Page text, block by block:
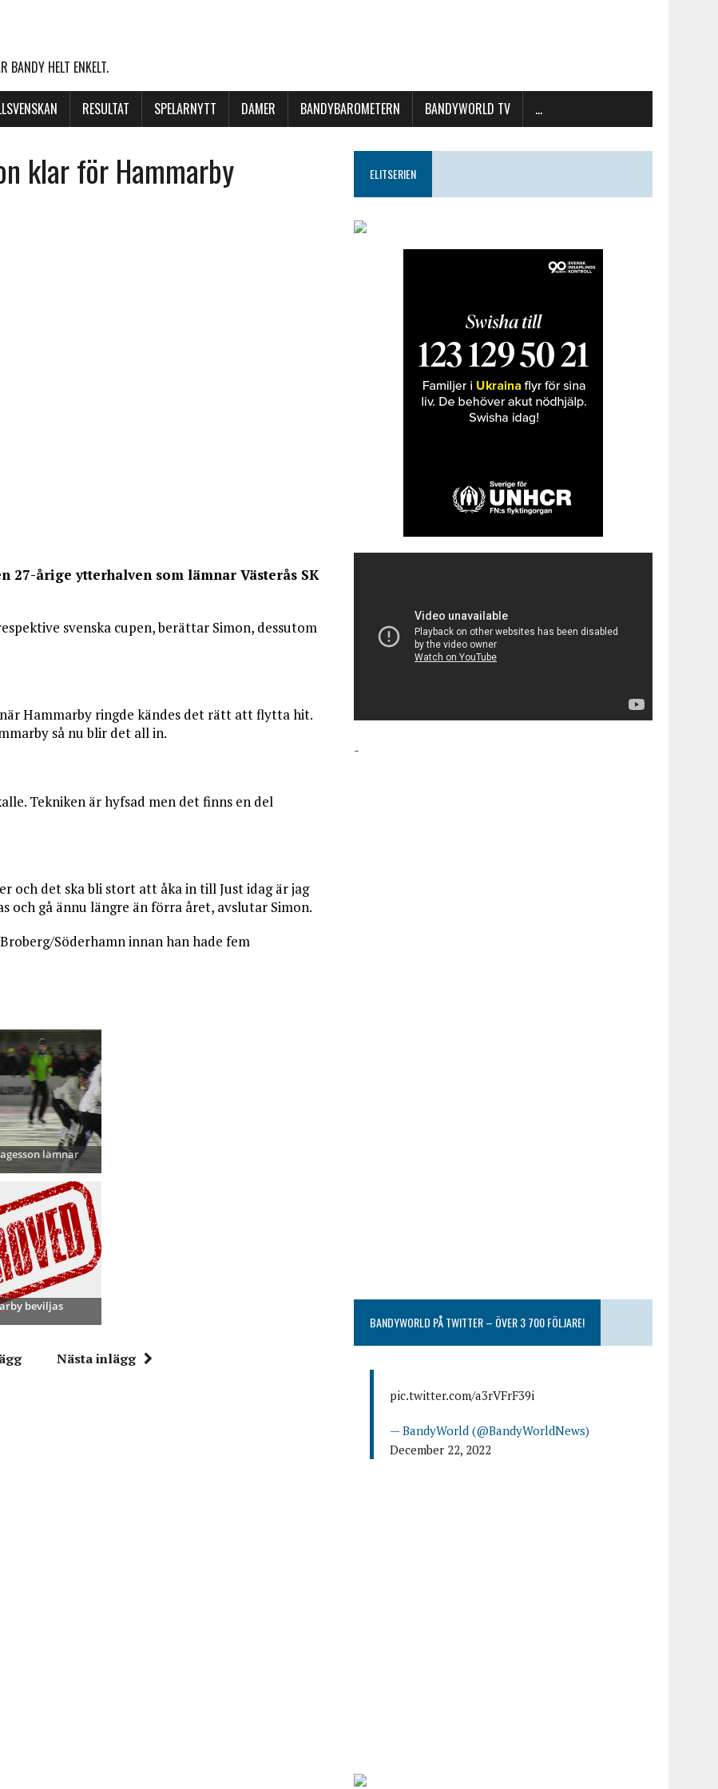
BANDY HELT ENKELT.
RESULTAT SPELARNYTT DAMER BANDYBAROMETERN BANDYWORLD TV …
klar för Hammarby
27-årige ytterhalven som lämnar Västerås SK
svenska cupen, berättar Simon, dessutom
Hammarby ringde kändes det rätt att flytta hit.
så nu blir det all in.
Tekniken är hyfsad men det finns en del
och det ska bli stort att åka in till Just idag är jag
och gå ännu längre än förra året, avslutar Simon.
Söderhamn innan han hade fem
lämnar
beviljas
Nästa inlägg
ELITSERIEN
-
BANDYWORLD PÅ TWITTER – ÖVER 3 700 FÖLJARE!
pic.twitter.com/a3rVFrF39i
— BandyWorld (@BandyWorldNews)
December 22, 2022